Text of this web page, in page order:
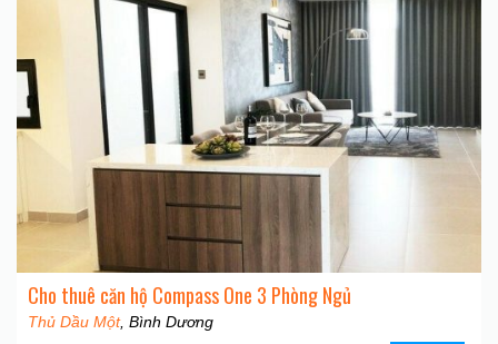
Cho thuê căn hộ Compass One 3 Phòng Ngủ
Thủ Dầu Một, Bình Dương